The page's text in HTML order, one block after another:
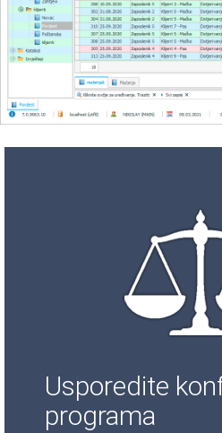
Usporedite
programa